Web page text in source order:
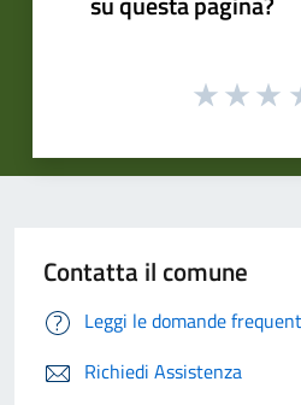
Contatta il comune
Leggi le domande
Richiedi Assistenza